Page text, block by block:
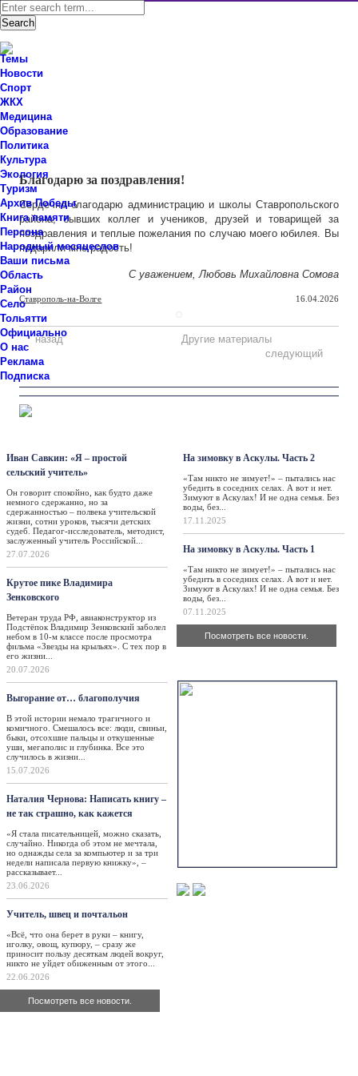
Благодарю за поздравления!
Сердечно благодарю администрацию и школы Ставропольского
района, бывших коллег и учеников, друзей и товарищей за
поздравления и теплые пожелания по случаю моего юбилея. Вы
подарили мне радость!
С уважением, Любовь Михайловна Сомова
Ставрополь-на-Волге 16.04.2026
назад
Другие материалы
следующий
Иван Савкин: «Я – простой
сельский учитель»
Он говорит спокойно, как будто даже
немного сдержанно, но за
сдержанностью – полвека учительской
жизни, сотни уроков, тысячи детских
судеб. Педагог-исследователь, методист,
заслуженный учитель Российской...
27.07.2026
Крутое пике Владимира
Зенковского
Ветеран труда РФ, авиаконструктор из
Подстёпок Владимир Зенковский заболел
небом в 10-м классе после просмотра
фильма «Звезды на крыльях». С тех пор в
его жизни...
20.07.2026
Выгорание от… благополучия
В этой истории немало трагичного и
комичного. Смешалось все: люди, свиньи,
быки, отсохшие пальцы и откушенные
уши, мегаполис и глубинка. Все это
случилось в жизни...
15.07.2026
Наталия Чернова: Написать книгу –
не так страшно, как кажется
«Я стала писательницей, можно сказать,
случайно. Никогда об этом не мечтала,
но однажды села за компьютер и за три
недели написала первую книжку», –
рассказывает...
23.06.2026
Учитель, швец и почтальон
«Всё, что она берет в руки – книгу,
иголку, овощ, купюру, – сразу же
приносит пользу десяткам людей вокруг,
никто не уйдет обиженным от этого...
22.06.2026
Посмотреть все новости.
На зимовку в Аскулы. Часть 2
«Там никто не зимует!» – пытались нас
убедить в соседних селах. А вот и нет.
Зимуют в Аскулах! И не одна семья. Без
воды, без...
17.11.2025
На зимовку в Аскулы. Часть 1
«Там никто не зимует!» – пытались нас
убедить в соседних селах. А вот и нет.
Зимуют в Аскулах! И не одна семья. Без
воды, без...
07.11.2025
Посмотреть все новости.
Темы
Новости
Спорт
ЖКХ
Медицина
Образование
Политика
Культура
Экология
Туризм
Архив Победы
Книга памяти
Персона
Народный месяцеслов
Ваши письма
Область
Район
Село
Тольятти
Официально
О нас
Реклама
Подписка